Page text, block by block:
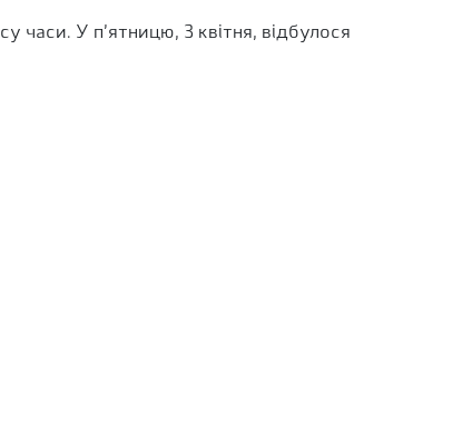
часи. У п’ятницю, 3 квітня, відбулося